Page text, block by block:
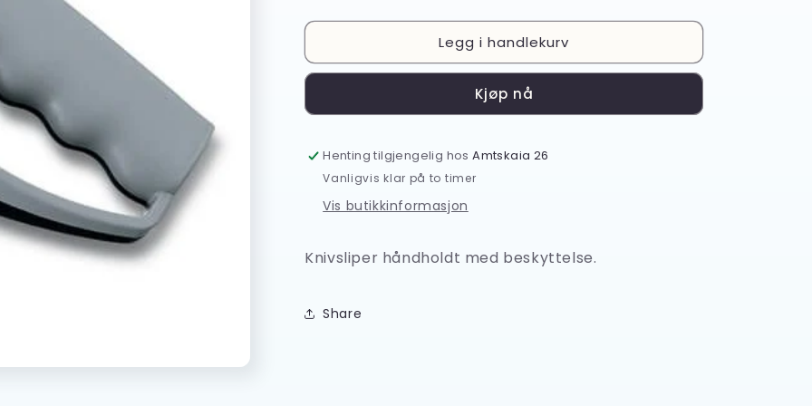
antallet
for
knivsliper
antallet
for
Victorinox
knivsliper
Legg i handlekurv
Kjøp nå
Henting tilgjengelig hosAmtskaia 26
Vanligvis klar på to timer
Vis butikkinformasjon
Knivsliper håndholdt med beskyttelse.
Share